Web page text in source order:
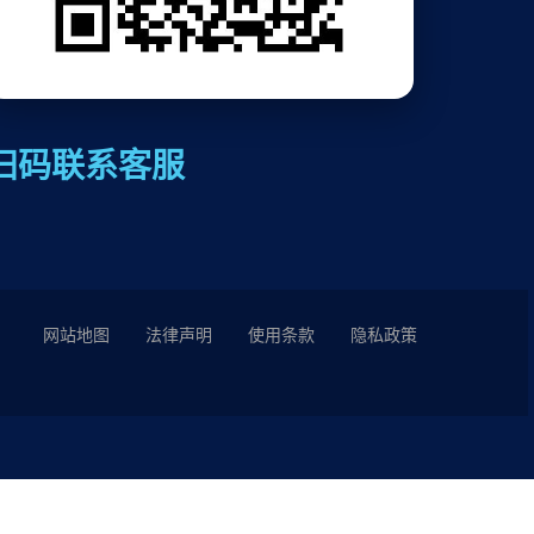
码联系客服
隐私政策
使用条款
法律声明
网站地图